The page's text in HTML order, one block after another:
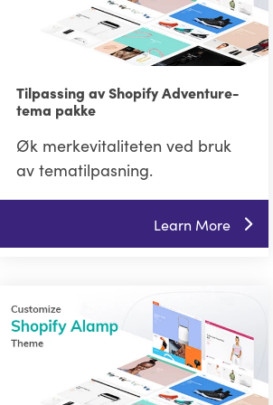
Tilpassing av Shopify Adventure-
tema pakke
Øk merkevitaliteten ved bruk
av tematilpasning.
Learn More